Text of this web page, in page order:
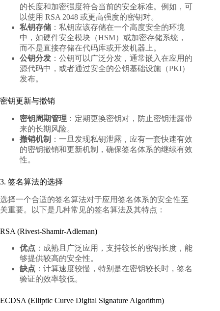
的长度和加密强度符合当前的安全标准。例如，可
以使用 RSA 2048 或更高强度的密钥对。
私钥存储 ：私钥应该存储在一个高度安全的环境
中，如硬件安全模块（HSM）或加密存储系统，
而不是直接存储在代码库或开发机器上。
公钥分发 ：公钥可以广泛分发，通常嵌入在应用的
源代码中，或者通过安全的公钥基础设施（PKI）
发布。
密钥更新与撤销
密钥周期管理 ：定期更换密钥对，防止密钥泄露带
来的长期风险。
撤销机制 ：一旦发现私钥泄露，应有一套快速有效
的密钥撤销和更新机制，确保签名体系的继续有效
性。
3. 签名算法的选择
选择一个合适的签名算法对于应用签名体系的安全性至
关重要。以下是几种常见的签名算法及其特点：
RSA (Rivest-Shamir-Adleman)
优点 ：成熟且广泛应用，支持较长的密钥长度，能
够提供较高的安全性。
缺点 ：计算速度较慢，特别是在密钥较长时，签名
验证的效率较低。
ECDSA (Elliptic Curve Digital Signature Algorithm)